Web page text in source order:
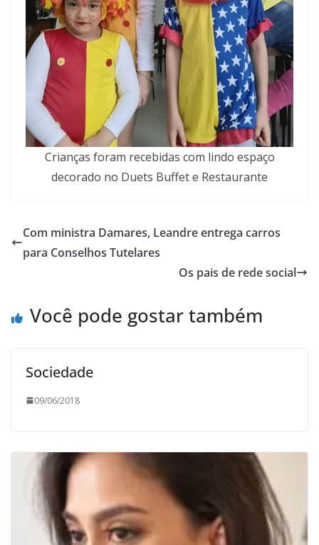
Crianças foram recebidas com lindo espaço
decorado no Duets Buffet e Restaurante
Com ministra Damares, Leandre entrega carros
para Conselhos Tutelares
Os pais de rede social
Você pode gostar também
Sociedade
09/06/2018